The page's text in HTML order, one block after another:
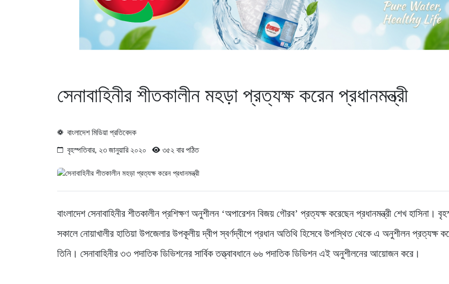
সেনাবাহিনীর শীতকালীন মহড়া প্রত্যক্ষ করেন প্রধানমন্ত্রী
বাংলাদেশ মিডিয়া প্রতিবেদক
বৃহস্পতিবার, ২৩ জানুয়ারি ২০২০ ৩৫২ বার পঠিত
বাংলাদেশ সেনাবাহিনীর শীতকালীন প্রশিক্ষণ অনুশীলন ‘অপারেশন বিজয় গৌরব’ প্রত্যক্ষ করেছেন প্রধানমন্ত্রী শেখ হাসিনা।
সকালে নোয়াখালীর হাতিয়া উপজেলার উপকূলীয় দ্বীপ স্বর্ণদ্বীপে প্রধান অতিথি হিসেবে উপস্থিত থেকে এ অনুশীলন প্রত্যক্ষ
তিনি। সেনাবাহিনীর ৩৩ পদাতিক ডিভিশনের সার্বিক তত্ত্বাবধানে ৬৬ পদাতিক ডিভিশন এই অনুশীলনের আয়োজন করে।